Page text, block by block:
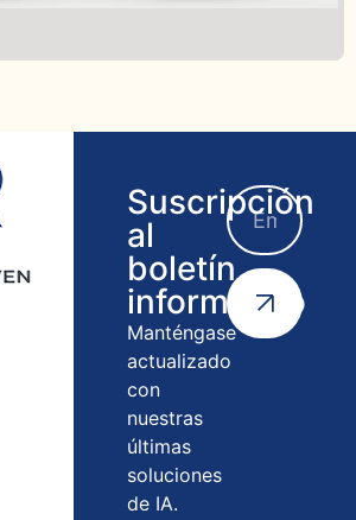
Suscripción
al
boletín
informativo
Manténgase
actualizado
con
nuestras
últimas
soluciones
de IA.